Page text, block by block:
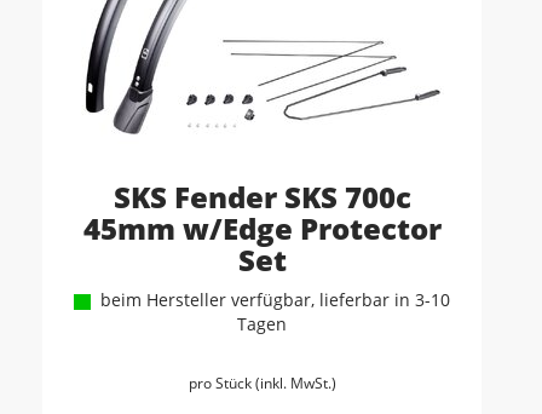
SKS Fender SKS 700c
45mm w/Edge Protector
Set
beim Hersteller verfügbar, lieferbar in 3-10
Tagen
pro Stück (inkl. MwSt.)